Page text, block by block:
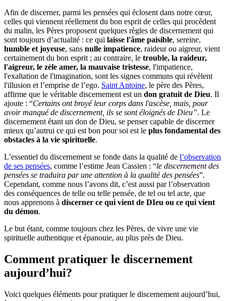
Afin de discerner, parmi les pensées qui éclosent dans notre cœur,
celles qui viennent réellement du bon esprit de celles qui procèdent
du malin, les Pères proposent quelques règles de discernement qui
sont toujours d’actualité : ce qui laisse l'âme paisible, sereine,
humble et joyeuse, sans nulle impatience, raideur ou aigreur, vient
certainement du bon esprit ; au contraire, le trouble, la raideur,
l'aigreur, le zèle amer, la mauvaise tristesse, l'impatience,
l'exaltation de l'imagination, sont les signes communs qui révèlent
l'illusion et l’emprise de l’ego. Saint Antoine, le père des Pères,
affirme que le véritable discernement est un don gratuit de Dieu. Il
ajoute : “Certains ont broyé leur corps dans l'ascèse, mais, pour
avoir manqué de discernement, ils se sont éloignés de Dieu”. Le
discernement étant un don de Dieu, se penser capable de discerner
mieux qu’autrui ce qui est bon pour soi est le plus fondamental des
obstacles à la vie spirituelle.
L’essentiel du discernement se fonde dans la qualité de l’observation
de ses pensées, comme l’estime Jean Cassien : “le discernement des
pensées se traduira par une attention à la qualité des pensées”.
Cependant, comme nous l’avons dit, c’est aussi par l’observation
des conséquences de telle ou telle pensée, de tel ou tel acte, que
nous apprenons à discerner ce qui vient de DIeu ou ce qui vient
du démon.
Le but étant, comme toujours chez les Pères, de vivre une vie
spirituelle authentique et épanouie, au plus près de Dieu.
Comment pratiquer le discernement
aujourd’hui?
Voici quelques éléments pour pratiquer le discernement aujourd’hui,